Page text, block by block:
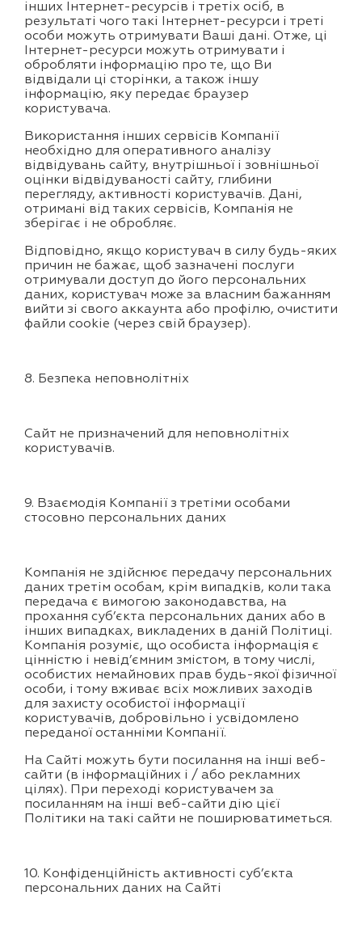
інших Інтернет-ресурсів і третіх осіб, в
результаті чого такі Інтернет-ресурси і треті
особи можуть отримувати Ваші дані. Отже, ці
Інтернет-ресурси можуть отримувати і
обробляти інформацію про те, що Ви
відвідали ці сторінки, а також іншу
інформацію, яку передає браузер
користувача.
Використання інших сервісів Компанії
необхідно для оперативного аналізу
відвідувань сайту, внутрішньої і зовнішньої
оцінки відвідуваності сайту, глибини
перегляду, активності користувачів. Дані,
отримані від таких сервісів, Компанія не
зберігає і не обробляє.
Відповідно, якщо користувач в силу будь-яких
причин не бажає, щоб зазначені послуги
отримували доступ до його персональних
даних, користувач може за власним бажанням
вийти зі свого аккаунта або профілю, очистити
файли cookie (через свій браузер).
8. Безпека неповнолітніх
Сайт не призначений для неповнолітніх
користувачів.
9. Взаємодія Компанії з третіми особами
стосовно персональних даних
Компанія не здійснює передачу персональних
даних третім особам, крім випадків, коли така
передача є вимогою законодавства, на
прохання суб’єкта персональних даних або в
інших випадках, викладених в даній Політиці.
Компанія розуміє, що особиста інформація є
цінністю і невід’ємним змістом, в тому числі,
особистих немайнових прав будь-якої фізичної
особи, і тому вживає всіх можливих заходів
для захисту особистої інформації
користувачів, добровільно і усвідомлено
переданої останніми Компанії.
На Сайті можуть бути посилання на інші веб-
сайти (в інформаційних і / або рекламних
цілях). При переході користувачем за
посиланням на інші веб-сайти дію цієї
Політики на такі сайти не поширюватиметься.
10. Конфіденційність активності суб’єкта
персональних даних на Сайті